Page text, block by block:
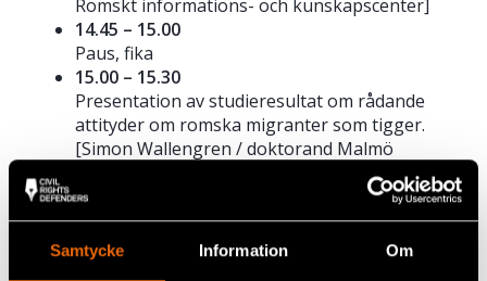
Samtycke Information Om
Romskt informations- och kunskapscenter]
14.45 – 15.00
Paus, fika
15.00 – 15.30
Presentation av studieresultat om rådande
attityder om romska migranter som tigger.
[Simon Wallengren / doktorand Malmö
15.30 – 16.00
Situationen idag – kopplingen till antiziganism
[Hans Caldaras, artist, författare och aktivist]
16.00 – 16.30